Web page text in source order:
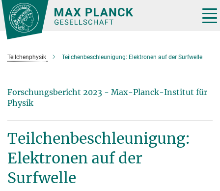
Hauptinhalt
Teilchenphysik Teilchenbeschleunigung: Elektronen auf der Surfwelle
Forschungsbericht 2023 - Max-Planck-Institut für
Physik
Teilchenbeschleunigung:
Elektronen auf der
Surfwelle